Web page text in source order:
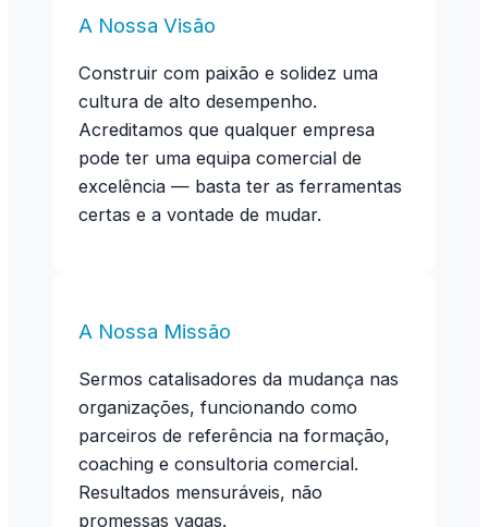
A Nossa Visão
Construir com paixão e solidez uma
cultura de alto desempenho.
Acreditamos que qualquer empresa
pode ter uma equipa comercial de
excelência — basta ter as ferramentas
certas e a vontade de mudar.
A Nossa Missão
Sermos catalisadores da mudança nas
organizações, funcionando como
parceiros de referência na formação,
coaching e consultoria comercial.
Resultados mensuráveis, não
promessas vagas.